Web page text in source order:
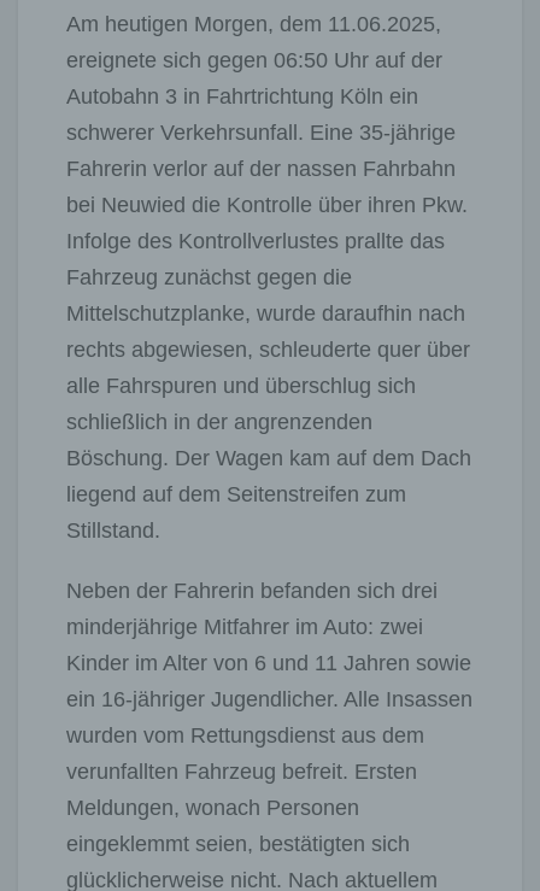
Am heutigen Morgen, dem 11.06.2025,
ereignete sich gegen 06:50 Uhr auf der
Autobahn 3 in Fahrtrichtung Köln ein
schwerer Verkehrsunfall. Eine 35-jährige
Fahrerin verlor auf der nassen Fahrbahn
bei Neuwied die Kontrolle über ihren Pkw.
Infolge des Kontrollverlustes prallte das
Fahrzeug zunächst gegen die
Mittelschutzplanke, wurde daraufhin nach
rechts abgewiesen, schleuderte quer über
alle Fahrspuren und überschlug sich
schließlich in der angrenzenden
Böschung. Der Wagen kam auf dem Dach
liegend auf dem Seitenstreifen zum
Stillstand.
Neben der Fahrerin befanden sich drei
minderjährige Mitfahrer im Auto: zwei
Kinder im Alter von 6 und 11 Jahren sowie
ein 16-jähriger Jugendlicher. Alle Insassen
wurden vom Rettungsdienst aus dem
verunfallten Fahrzeug befreit. Ersten
Meldungen, wonach Personen
eingeklemmt seien, bestätigten sich
glücklicherweise nicht. Nach aktuellem